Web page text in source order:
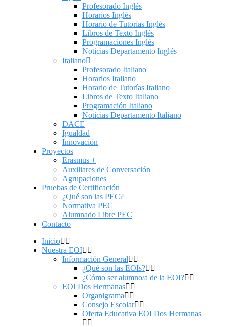
Profesorado Inglés
Horarios Inglés
Horario de Tutorías Inglés
Libros de Texto Inglés
Programaciones Inglés
Noticias Departamento Inglés
Italiano
Profesorado Italiano
Horarios Italiano
Horario de Tutorías Italiano
Libros de Texto Italiano
Programación Italiano
Noticias Departamento Italiano
DACE
Igualdad
Innovación
Proyectos
Erasmus +
Auxiliares de Conversación
Agrupaciones
Pruebas de Certificación
¿Qué son las PEC?
Normativa PEC
Alumnado Libre PEC
Contacto
Inicio
Nuestra EOI
Información General
¿Qué son las EOIs?
¿Cómo ser alumno/a de la EOI?
EOI Dos Hermanas
Organigrama
Consejo Escolar
Oferta Educativa EOI Dos Hermanas